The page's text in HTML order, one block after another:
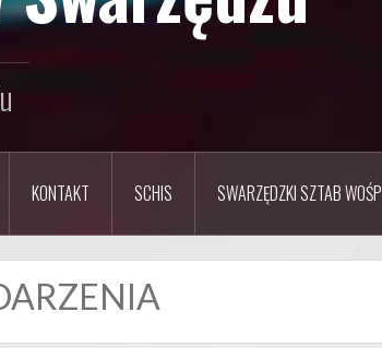
KONTAKT SCHIS SWARZĘDZKI SZTAB WOŚP